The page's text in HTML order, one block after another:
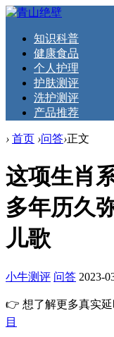
知识科普
健康食品
个人护理
护肤测评
洗护测评
产品推荐
› 首页 ›问答›正文
这项生肖
多年历久
儿歌
小牛测评 问答 2023-
👉 想了解更多真实
目